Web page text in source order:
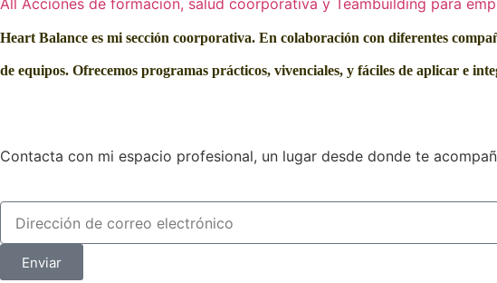
All Acciones de formación, salud coorporativa y Teambuilding para
Heart Balance es mi sección coorporativa. En colaboración con diferentes
de equipos. Ofrecemos programas prácticos, vivenciales, y fáciles de aplicar e
Contacta con mi espacio profesional, un lugar desde donde te
Enviar